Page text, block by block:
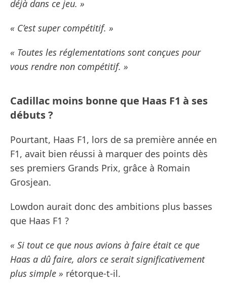
déjà dans ce jeu. »
« C’est super compétitif. »
« Toutes les réglementations sont conçues pour
vous rendre non compétitif. »
Cadillac moins bonne que Haas F1 à ses
débuts ?
Pourtant, Haas F1, lors de sa première année en
F1, avait bien réussi à marquer des points dès
ses premiers Grands Prix, grâce à Romain
Grosjean.
Lowdon aurait donc des ambitions plus basses
que Haas F1 ?
« Si tout ce que nous avions à faire était ce que
Haas a dû faire, alors ce serait significativement
plus simple » rétorque-t-il.